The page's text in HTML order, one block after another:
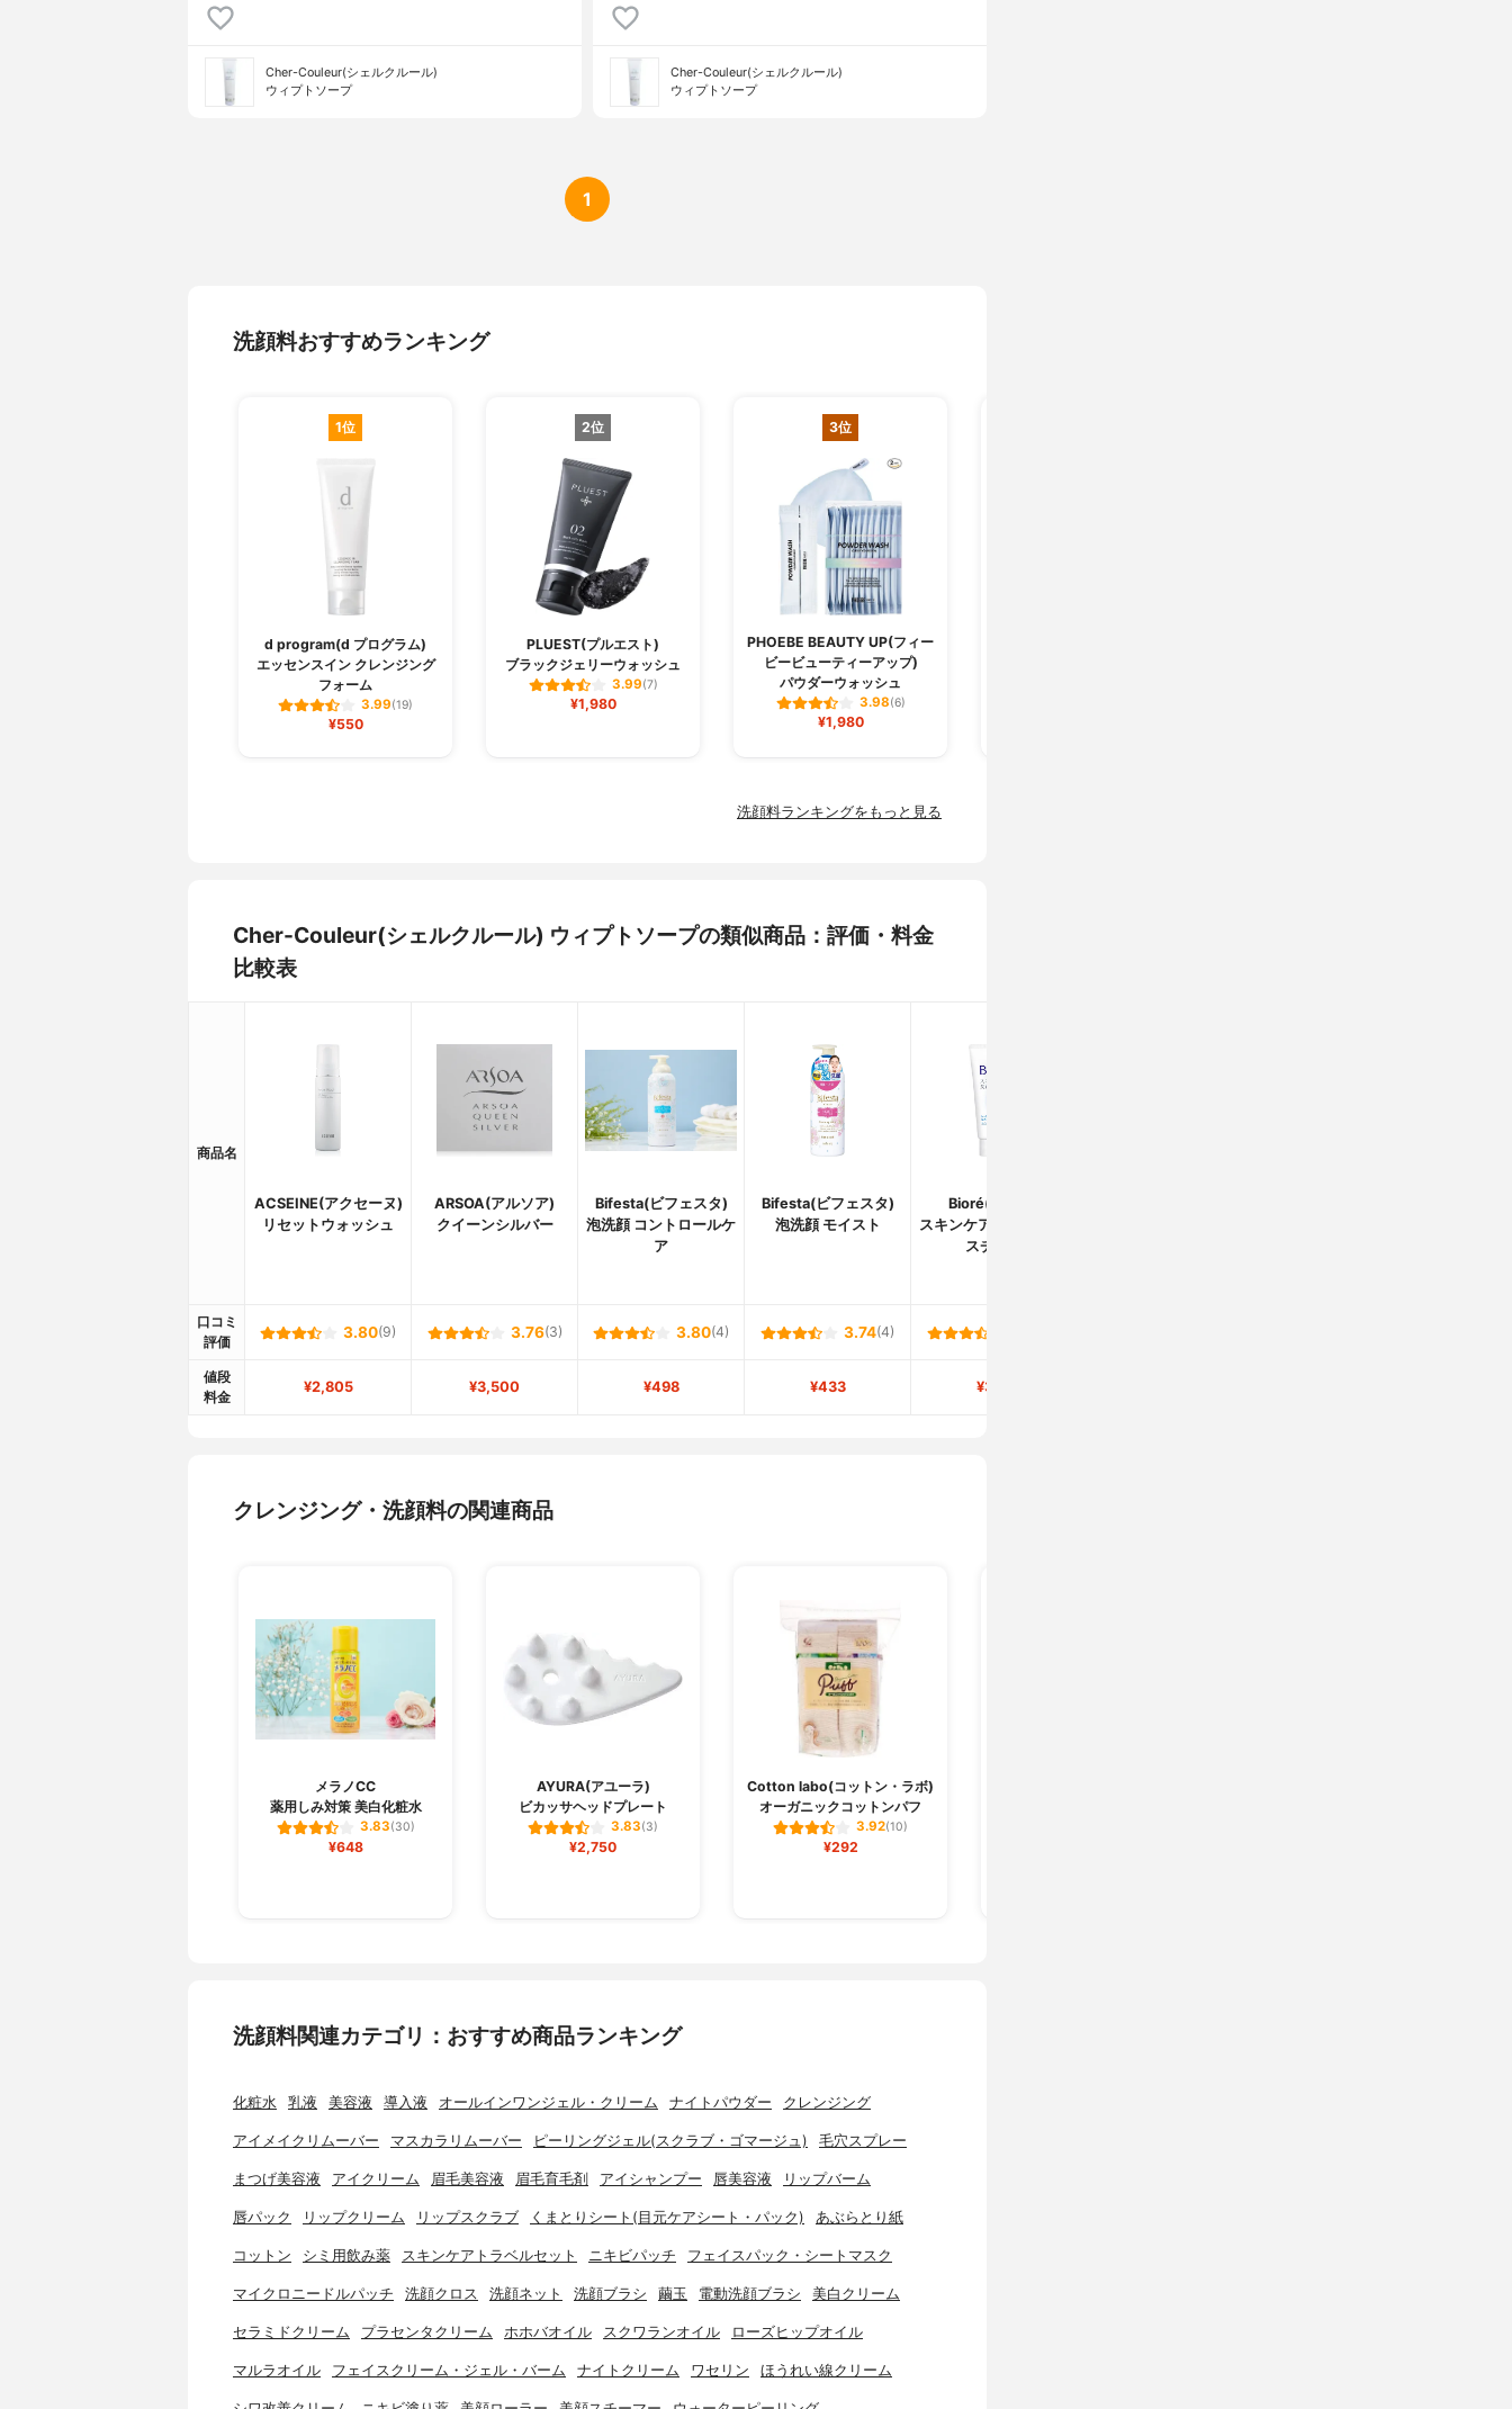
Cher-Couleur(シェルクルール)
ウィプトソープ
Cher-Couleur(シェルクルール)
ウィプトソープ
1
洗顔料おすすめランキング
1位
d program(d プログラム)
エッセンスイン クレンジング
フォーム
3.99(19)
¥550
2位
PLUEST(プルエスト)
ブラックジェリーウォッシュ
3.99(7)
¥1,980
3位
PHOEBE BEAUTY UP(フィー
ビービューティーアップ)
パウダーウォッシュ
3.98(6)
¥1,980
洗顔料ランキングをもっと見る
Cher-Couleur(シェルクルール) ウィプトソープの類似商品：評価・料金
比較表
商品名
ACSEINE(アクセーヌ)
リセットウォッシュ
ARSOA(アルソア)
クイーンシルバー
Bifesta(ビフェスタ)
泡洗顔 コントロールケ
ア
Bifesta(ビフェスタ)
泡洗顔 モイスト
Bioré(ビオレ)
スキンケア洗顔料 モイ
スチャー
口コミ
評価
3.80(9) 3.76(3) 3.80(4) 3.74(4)
値段
料金
¥2,805 ¥3,500 ¥498 ¥433 ¥353
クレンジング・洗顔料の関連商品
メラノCC
薬用しみ対策 美白化粧水
3.83(30)
¥648
AYURA(アユーラ)
ビカッサヘッドプレート
3.83(3)
¥2,750
Cotton labo(コットン・ラボ)
オーガニックコットンパフ
3.92(10)
¥292
洗顔料関連カテゴリ：おすすめ商品ランキング
化粧水 乳液 美容液 導入液 オールインワンジェル・クリーム ナイトパウダー クレンジング
アイメイクリムーバー マスカラリムーバー ピーリングジェル(スクラブ・ゴマージュ) 毛穴スプレー
まつげ美容液 アイクリーム 眉毛美容液 眉毛育毛剤 アイシャンプー 唇美容液 リップバーム
唇パック リップクリーム リップスクラブ くまとりシート(目元ケアシート・パック) あぶらとり紙
コットン シミ用飲み薬 スキンケアトラベルセット ニキビパッチ フェイスパック・シートマスク
マイクロニードルパッチ 洗顔クロス 洗顔ネット 洗顔ブラシ 繭玉 電動洗顔ブラシ 美白クリーム
セラミドクリーム プラセンタクリーム ホホバオイル スクワランオイル ローズヒップオイル
マルラオイル フェイスクリーム・ジェル・バーム ナイトクリーム ワセリン ほうれい線クリーム